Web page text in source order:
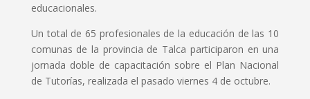
educacionales.
Un total de 65 profesionales de la educación de las 10
comunas de la provincia de Talca participaron en una
jornada doble de capacitación sobre el Plan Nacional
de Tutorías, realizada el pasado viernes 4 de octubre.